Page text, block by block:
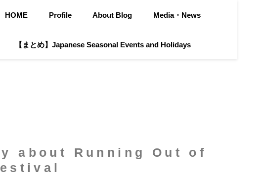
HOME Profile About Blog Media・News
【まとめ】Japanese Seasonal Events and Holidays
about Running Out of